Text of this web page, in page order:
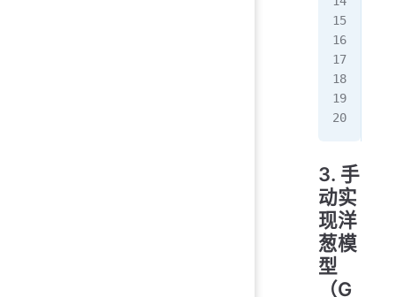
3. 手
动实
现洋
葱模
型
（G